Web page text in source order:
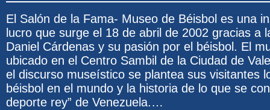
El Salón de la Fama- Museo de Béisbol es una
lucro que surge el 18 de abril de 2002 gracias a
Daniel Cárdenas y su pasión por el béisbol. El
ubicado en el Centro Sambil de la Ciudad de
el discurso museístico se plantea sus visitantes
béisbol en el mundo y la historia de lo que se
deporte rey” de Venezuela.…